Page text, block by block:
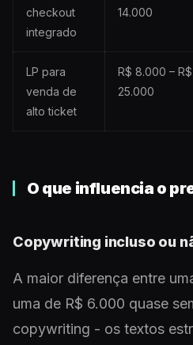
checkout
integrado
14.000
LP para
venda de
alto ticket
R$ 8.000 – R$
25.000
O que influencia o
Copywriting incluso ou
A maior diferença entre
uma de R$ 6.000 quase
copywriting - os textos